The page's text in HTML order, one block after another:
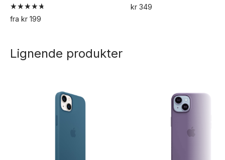
Vurdert
4.76
fra kr 199
har
Alternativene
Vurdert
4.82
kr349
Lignende produkter